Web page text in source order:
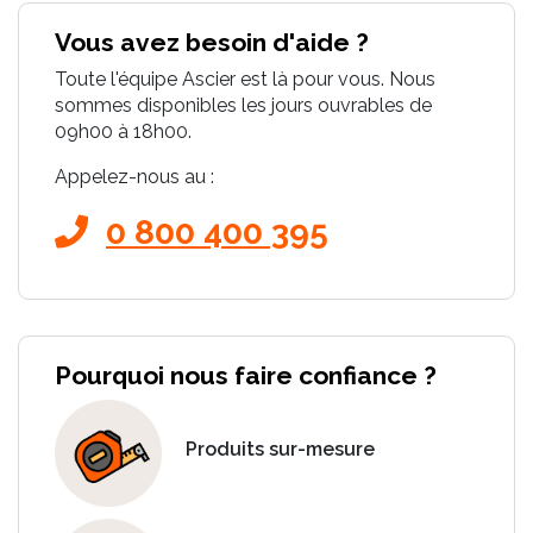
Vous avez besoin d'aide ?
Toute l'équipe Ascier est là pour vous. Nous
sommes disponibles les jours ouvrables de
09h00 à 18h00.
Appelez-nous au :
0 800 400 395
Pourquoi nous faire confiance ?
Produits sur-mesure